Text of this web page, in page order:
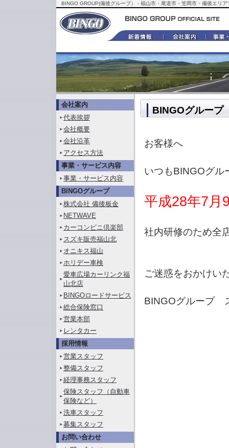
BINGO GROUP(備後グループ） - 福山市・尾道市・笠岡市・備後エリ
会社案内
代表挨拶
会社概要
会社沿革
アクセス方法
事業・サービス内容
事業・サービス内容
BINGOグループ
株式会社 備後板金
NETWAVE
カーコンビニ倶楽部
スズキ販売福山北
オニキス福山
ホリデー車検
愛車広場カーリンク福
山北店
BINGOロードサービス
総合保険窓口
営業本部
レンタカー
採用情報
営業スタッフ
整備スタッフ
経理事務スタッフ
保険スタッフ（自動車
保険など）
洗車スタッフ
募集スタッフ
お問い合わせ
BINGOグルー
お客様へ
いつもBINGOグル
平成28年7月
社内研修のため全
ご迷惑をおかけい
BINGOグループ